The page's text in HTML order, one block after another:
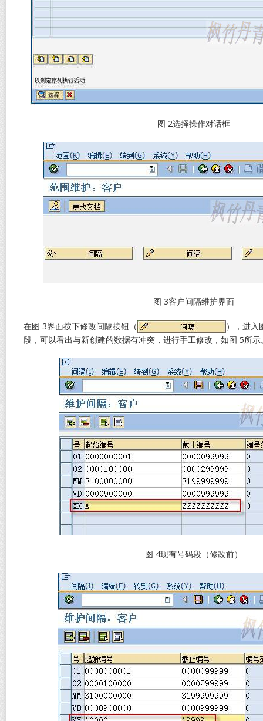
图 2选择操作对话框
图 3客户间隔维护界面
在图 3界面按下修改间隔按钮（
），进入
段，可以看出与新创建的数据有冲突，进行手工修改，如图 5所示
图 4现有号码段（修改前）